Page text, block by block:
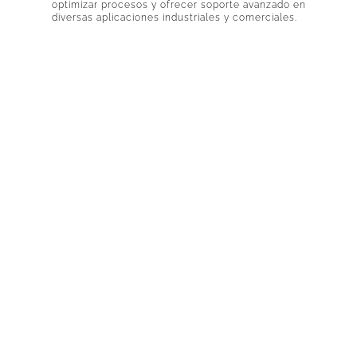
optimizar procesos y ofrecer soporte avanzado en
diversas aplicaciones industriales y comerciales.